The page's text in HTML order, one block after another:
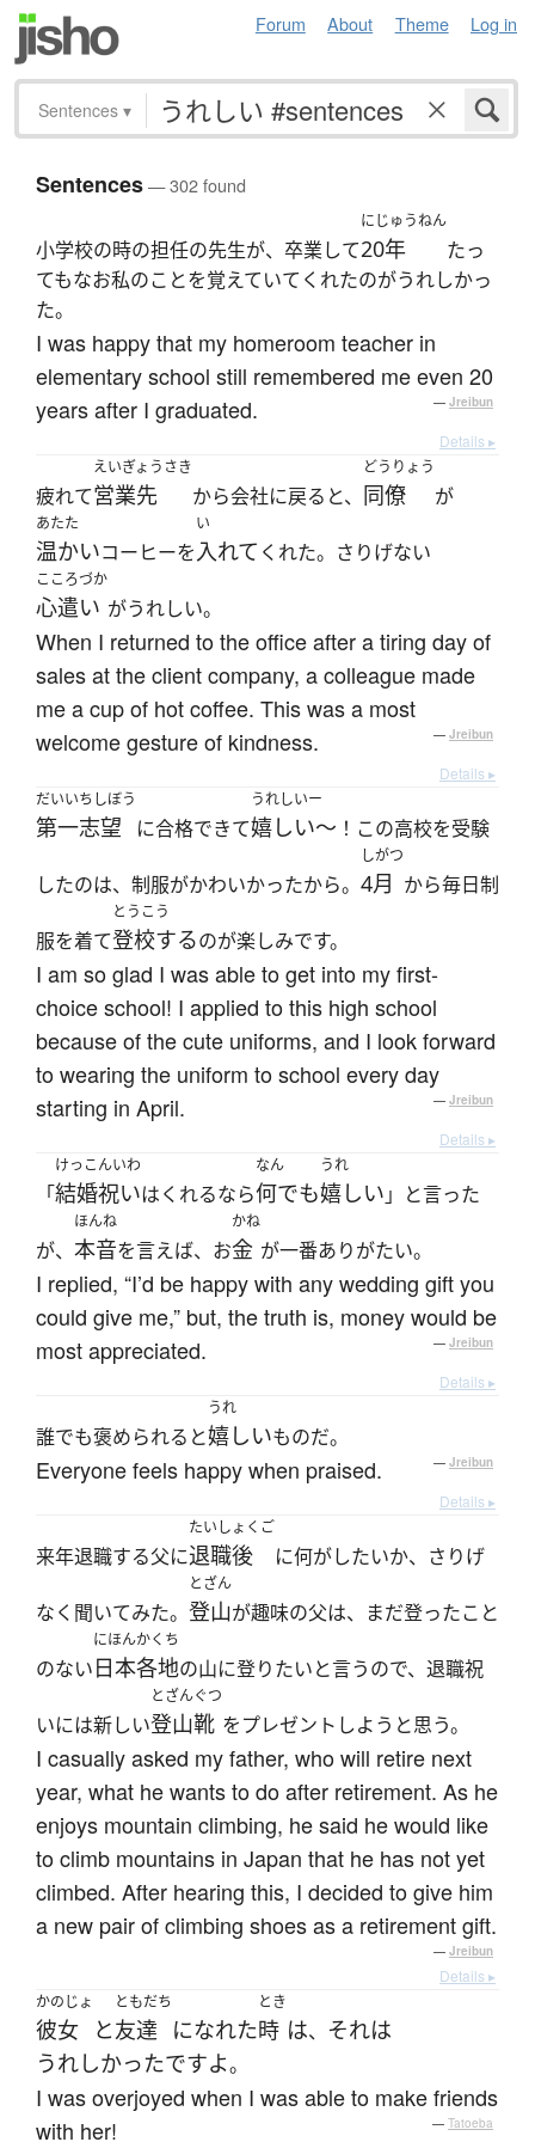
Forum About Theme Log in
Sentences ▾
Sentences— 302 found
小学校の時の担任の先生が、卒業して
にじゅうねん
20年
たっ
てもなお私のことを覚えていてくれたのがうれしかっ
た。
I was happy that my homeroom teacher in
elementary school still remembered me even 20
years after I graduated.
— Jreibun
Details ▸
疲れて
えいぎょうさき
営業先 から会社に戻ると、
どうりょう
同僚 が
あたた
温かいコーヒーを
い
入れて くれた。さりげない
こころづか
心遣い がうれしい。
When I returned to the office after a tiring day of
sales at the client company, a colleague made
me a cup of hot coffee. This was a most
welcome gesture of kindness.
— Jreibun
Details ▸
だいいちしぼう
第一志望 に合格できて
うれしいー
嬉しい〜 ！この高校を受験
したのは、制服がかわいかったから。
しがつ
4月 から毎日制
服を着て
とうこう
登校するのが楽しみです。
I am so glad I was able to get into my first-
choice school! I applied to this high school
because of the cute uniforms, and I look forward
to wearing the uniform to school every day
starting in April.
— Jreibun
Details ▸
「
けっこんいわ
結婚祝いはくれるなら
なん
何でも
うれ
嬉しい 」と言った
が、
ほんね
本音を言えば、お
かね
金 が一番ありがたい。
I replied, “I’d be happy with any wedding gift you
could give me,” but, the truth is, money would be
most appreciated.
— Jreibun
Details ▸
誰でも褒められると
うれ
嬉しいものだ。
Everyone feels happy when praised. — Jreibun
Details ▸
来年退職する父に
たいしょくご
退職後 に何がしたいか、さりげ
なく聞いてみた。
とざん
登山が趣味の父は、まだ登ったこと
のない
にほんかくち
日本各地の山に登りたいと言うので、退職祝
いには新しい
とざんぐつ
登山靴 をプレゼントしようと思う。
I casually asked my father, who will retire next
year, what he wants to do after retirement. As he
enjoys mountain climbing, he said he would like
to climb mountains in Japan that he has not yet
climbed. After hearing this, I decided to give him
a new pair of climbing shoes as a retirement gift.
— Jreibun
Details ▸
かのじょ
彼女 と
ともだち
友達 になれた
とき
時 は、 それは
うれしかったですよ。
I was overjoyed when I was able to make friends
with her!
— Tatoeba